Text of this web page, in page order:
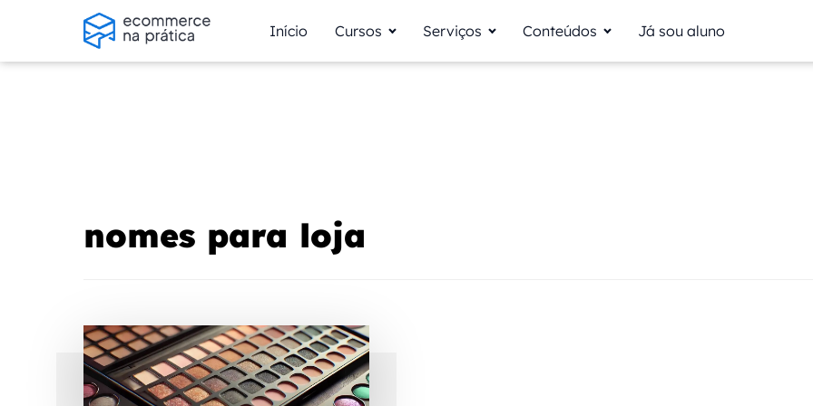
Início Cursos Serviços Conteúdos Já sou aluno
nomes para loja